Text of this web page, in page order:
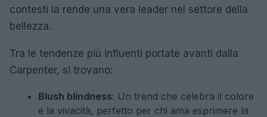
contesti la rende una vera leader nel settore della
bellezza.
Tra le tendenze più influenti portate avanti dalla
Carpenter, si trovano:
Blush blindness: Un trend che celebra il colore
e la vivacità, perfetto per chi ama esprimere la